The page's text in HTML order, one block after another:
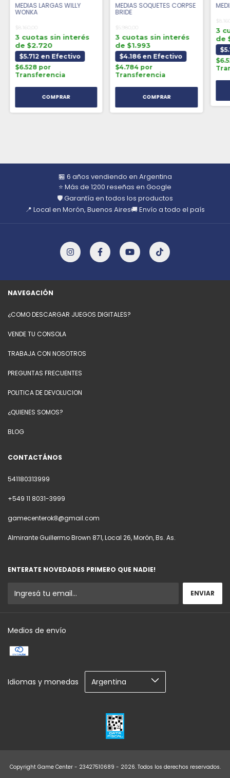
MEDIAS LARGAS WILLY
WONKA
$8.160,00
3 cuotas sin interés
de $2.720
$5.712 en Efectivo
$6.528 por
Transferencia
MEDIAS SOQUETES CORPSE
BRIDE
$5.980,00
3 cuotas sin interés
de $1.993
$4.186 en Efectivo
$4.784 por
Transferencia
3
de
🏪 6 años vendiendo en Argentina
⭐ Más de 1200 reseñas en Google
🛡️ Garantía en todos los productos
📍 Local en Morón, Buenos Aires🚚 Envío a todo el país
NAVEGACIÓN
¿COMO DESCARGAR JUEGOS DIGITALES?
VENDE TU CONSOLA
TRABAJA CON NOSOTROS
PREGUNTAS FRECUENTES
POLITICA DE DEVOLUCION
¿QUIENES SOMOS?
BLOG
CONTACTÁNOS
541180313999
+549 11 8031-3999
gamecenterok8@gmail.com
Almirante Guillermo Brown 871, Local 26, Morón, Bs. As.
ENTERATE NOVEDADES PRIMERO QUE NADIE!
Medios de envío
Idiomas y monedas
Copyright Game Center - 23427510689 - 2026. Todos los derechos reservados.